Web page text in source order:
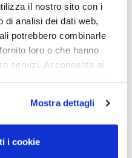
il nostro sito con i
di analisi dei dati web,
potrebbero combinarle
loro o che hanno
servizi. Acconsenta ai
Mostra dettagli
i cookie